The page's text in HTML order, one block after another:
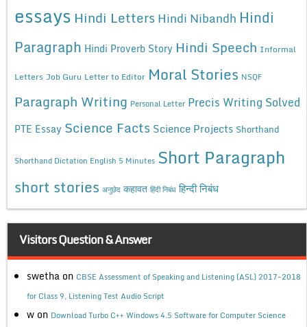
essays Hindi Letters Hindi Nibandh Hindi
Paragraph Hindi Proverb Story Hindi Speech Informal
Letters Job Guru Letter to Editor Moral Stories NSQF
Paragraph Writing Personal Letter Precis Writing Solved
PTE Essay Science Facts Science Projects Shorthand
Shorthand Dictation English 5 Minutes Short Paragraph
short stories अनुछेद कहावत हिंदी निबंध हिन्दी निबंध
Visitors Question & Answer
swetha on CBSE Assessment of Speaking and Listening (ASL) 2017-2018
for Class 9, Listening Test Audio Script
w on Download Turbo C++ Windows 4.5 Software for Computer Science